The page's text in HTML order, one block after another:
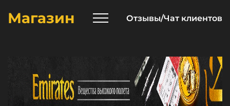
Магазин Отзывы/Чат клиентов